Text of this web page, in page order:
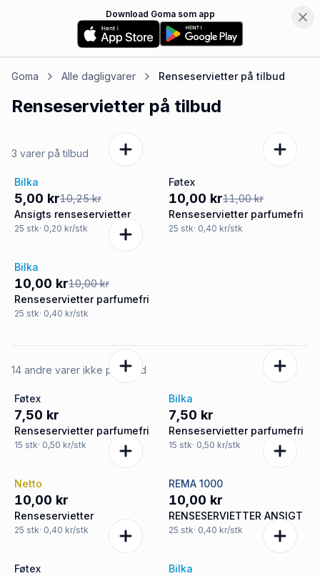
Download Goma som app
Goma Alle dagligvarer Renseservietterpå tilbud
Renseservietter på tilbud
3 varer på tilbud
-51%
Bilka
5,00 kr10,25 kr
Ansigts renseservietter
25 stk· 0,20 kr/stk
-9%
Føtex
10,00 kr11,00 kr
Renseservietter parfumefri
25 stk· 0,40 kr/stk
Tilbud
Bilka
10,00 kr10,00 kr
Renseservietter parfumefri
25 stk· 0,40 kr/stk
14 andre varer ikke på tilbud
Føtex
7,50 kr
Renseservietter parfumefri
15 stk· 0,50 kr/stk
Bilka
7,50 kr
Renseservietter parfumefri
15 stk· 0,50 kr/stk
Netto
10,00 kr
Renseservietter
25 stk· 0,40 kr/stk
REMA 1000
10,00 kr
RENSESERVIETTER ANSIGT
25 stk· 0,40 kr/stk
Føtex Bilka